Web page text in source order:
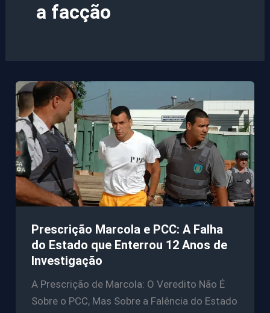
a facção
Prescrição Marcola e PCC: A Falha
do Estado que Enterrou 12 Anos de
Investigação
A Prescrição de Marcola: O Veredito Não É
Sobre o PCC, Mas Sobre a Falência do Estado